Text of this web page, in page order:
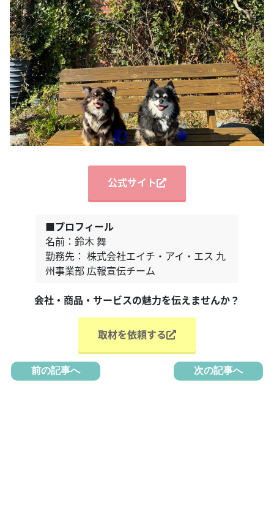
公式サイト
■プロフィール
名前：鈴木 舞
勤務先： 株式会社エイチ・アイ・エス 九
州事業部 広報宣伝チーム
会社・商品・サービスの魅力を伝えませんか？
取材を依頼する
前の記事へ 次の記事へ